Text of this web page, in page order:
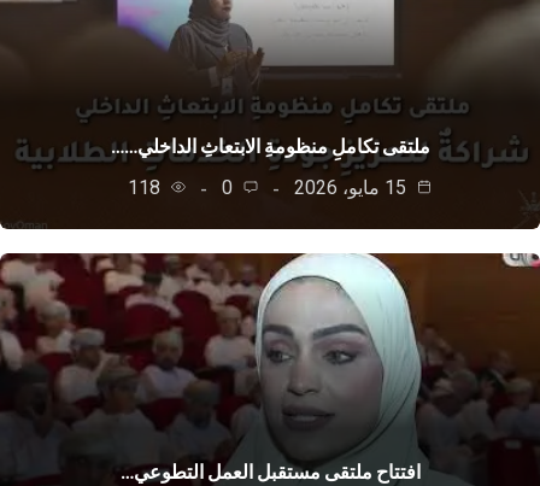
ملتقى تكاملِ منظومةِ الابتعاثِ الداخلي……
0
118
افتتاح ملتقى مستقبل العمل التطوعي…